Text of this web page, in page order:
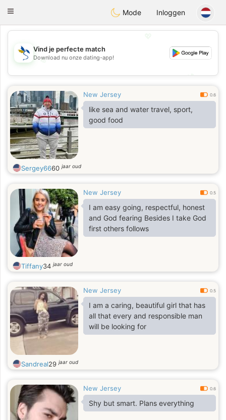
SvenskaDating
Toggle
Mode Inloggen
💖
💕
Vind je perfecte match
Download nu onze dating-app!
New Jersey 0.6
like sea and water travel, sport,
good food
Sergey6660jaar oud
New Jersey 0.5
I am easy going, respectful, honest
and God fearing Besides I take God
first others follows
Tiffany34jaar oud
New Jersey 0.5
I am a caring, beautiful girl that has
all that every and responsible man
will be looking for
Sandreal29jaar oud
New Jersey 0.6
Shy but smart. Plans everything